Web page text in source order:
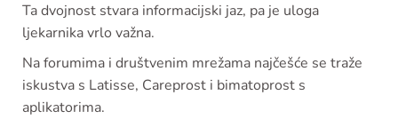
Ta dvojnost stvara informacijski jaz, pa je uloga
ljekarnika vrlo važna.
Na forumima i društvenim mrežama najčešće se traže
iskustva s Latisse, Careprost i bimatoprost s
aplikatorima.